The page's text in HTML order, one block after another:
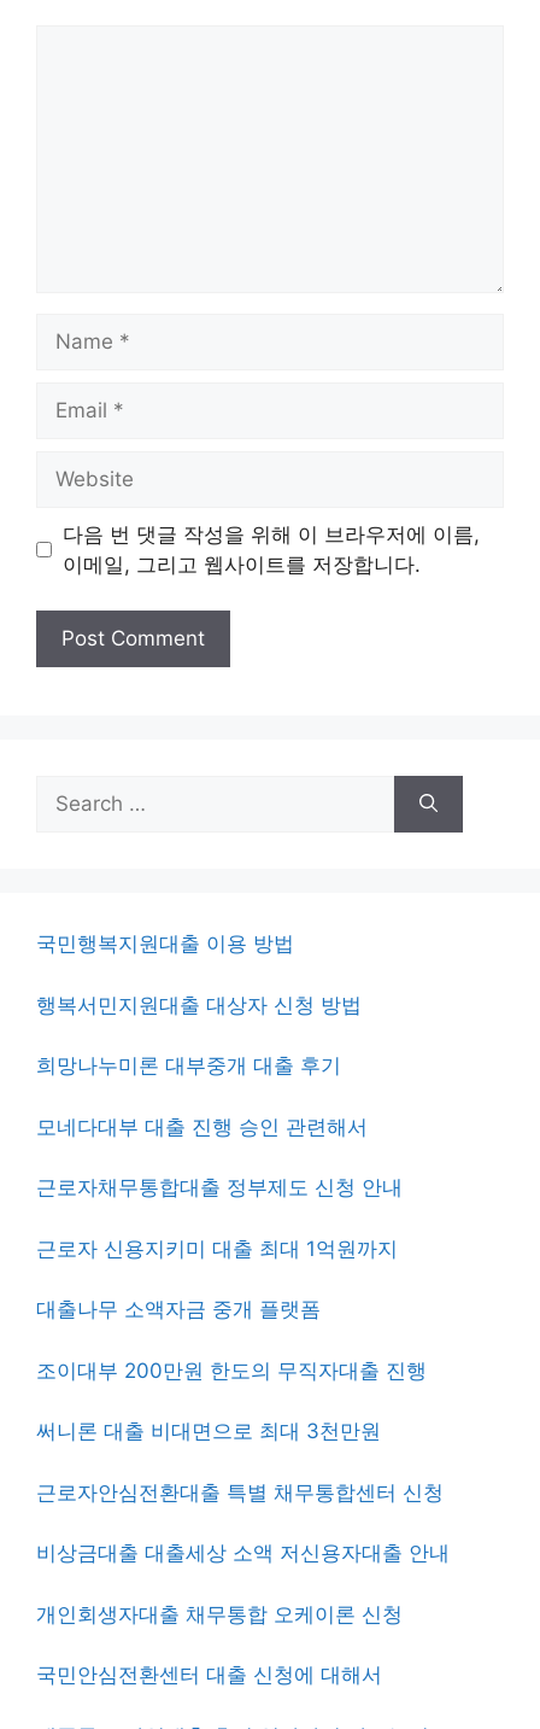
다음 번 댓글 작성을 위해 이 브라우저에 이름,
이메일, 그리고 웹사이트를 저장합니다.
Search
for:
국민행복지원대출 이용 방법
행복서민지원대출 대상자 신청 방법
희망나누미론 대부중개 대출 후기
모네다대부 대출 진행 승인 관련해서
근로자채무통합대출 정부제도 신청 안내
근로자 신용지키미 대출 최대 1억원까지
대출나무 소액자금 중개 플랫폼
조이대부 200만원 한도의 무직자대출 진행
써니론 대출 비대면으로 최대 3천만원
근로자안심전환대출 특별 채무통합센터 신청
비상금대출 대출세상 소액 저신용자대출 안내
개인회생자대출 채무통합 오케이론 신청
국민안심전환센터 대출 신청에 대해서